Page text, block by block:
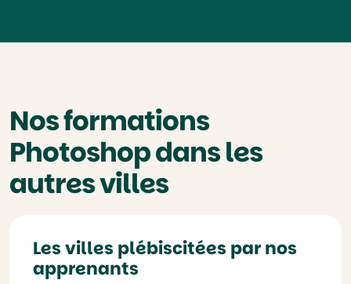
Nos formations
Photoshop dans les
autres villes
Les villes plébiscitées par nos
apprenants